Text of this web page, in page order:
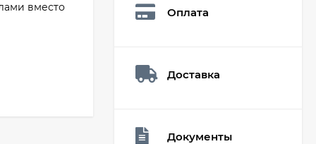
вместо
Оплата
Доставка
Документы
19₽
Мешочек (5*7см)